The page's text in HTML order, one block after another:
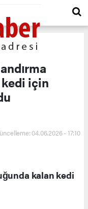
için
04.06.2026 - 17:10
kalan kedi